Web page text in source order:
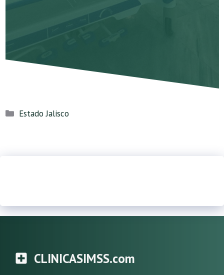
Categorías
Estado Jalisco
CLINICASIMSS.com